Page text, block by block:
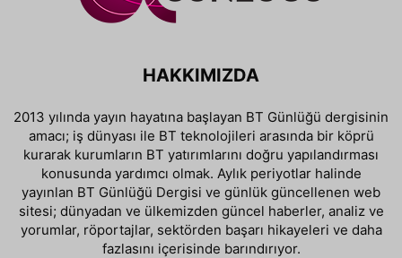
HAKKIMIZDA
2013 yılında yayın hayatına başlayan BT Günlüğü dergisinin
amacı; iş dünyası ile BT teknolojileri arasında bir köprü
kurarak kurumların BT yatırımlarını doğru yapılandırması
konusunda yardımcı olmak. Aylık periyotlar halinde
yayınlan BT Günlüğü Dergisi ve günlük güncellenen web
sitesi; dünyadan ve ülkemizden güncel haberler, analiz ve
yorumlar, röportajlar, sektörden başarı hikayeleri ve daha
fazlasını içerisinde barındırıyor.